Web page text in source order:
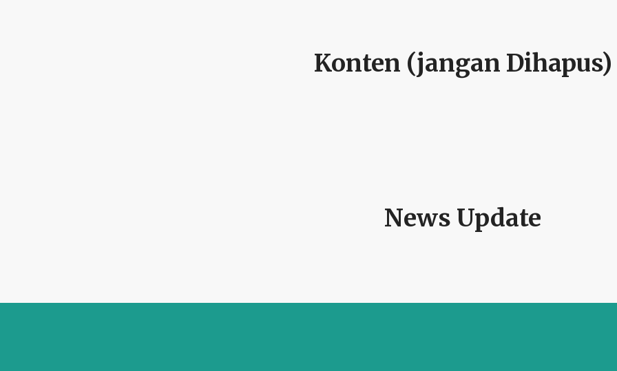
Konten (jangan Dihapus)
News Update